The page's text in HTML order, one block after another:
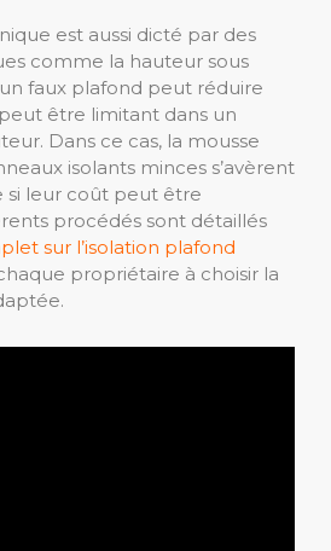
est aussi dicté par des
comme la hauteur sous
faux plafond peut réduire
être limitant dans un
Dans ce cas, la mousse
isolants minces s’avèrent
si leur coût peut être
procédés sont détaillés
sur l’isolation plafond
propriétaire à choisir la